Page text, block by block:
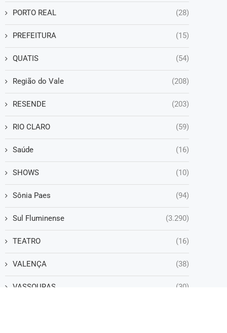
PORTO REAL (28)
PREFEITURA (15)
QUATIS (54)
Região do Vale (208)
RESENDE (203)
RIO CLARO (59)
Saúde (16)
SHOWS (10)
Sônia Paes (94)
Sul Fluminense (3.290)
TEATRO (16)
VALENÇA (38)
VASSOURAS (30)